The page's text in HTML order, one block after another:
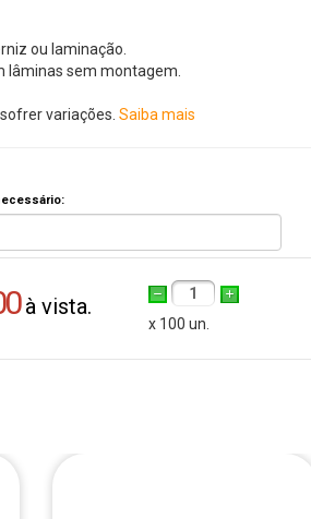
ou laminação.
lâminas sem montagem.
variações. Saiba mais
à vista.
1
x 100 un.